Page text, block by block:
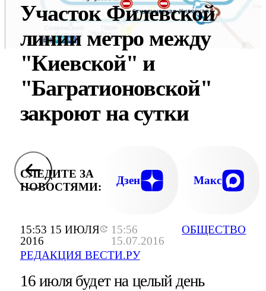
15:53 15 ИЮЛЯ
2016
15:56
15.07.2016
РЕДАКЦИЯ ВЕСТИ.РУ
ОБЩЕСТВО
Участок Филевской
линии метро между
"Киевской" и
"Багратионовской"
закроют на сутки
СЛЕДИТЕ ЗА
НОВОСТЯМИ:
Дзен Макс
16 июля будет на целый день